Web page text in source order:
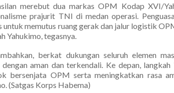
merebut dua markas OPM Kodap XVI/
prajurit TNI di medan operasi.
untuk memutus ruang gerak dan jalur logistik
Yahukimo, tegasnya.
berkat dukungan seluruh elemen
aman dan terkendali. Ke depan,
bersenjata OPM serta meningkatkan rasa
(Satgas Korps Habema)